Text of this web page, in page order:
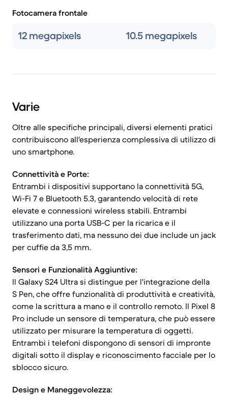
Fotocamera frontale
12 megapixels 10.5 megapixels
Varie
Oltre alle specifiche principali, diversi elementi pratici
contribuiscono all'esperienza complessiva di utilizzo di
uno smartphone.
Connettività e Porte:
Entrambi i dispositivi supportano la connettività 5G,
Wi-Fi 7 e Bluetooth 5.3, garantendo velocità di rete
elevate e connessioni wireless stabili. Entrambi
utilizzano una porta USB-C per la ricarica e il
trasferimento dati, ma nessuno dei due include un jack
per cuffie da 3,5 mm.
Sensori e Funzionalità Aggiuntive:
Il Galaxy S24 Ultra si distingue per l'integrazione della
S Pen, che offre funzionalità di produttività e creatività,
come la scrittura a mano e il controllo remoto. Il Pixel 8
Pro include un sensore di temperatura, che può essere
utilizzato per misurare la temperatura di oggetti.
Entrambi i telefoni dispongono di sensori di impronte
digitali sotto il display e riconoscimento facciale per lo
sblocco sicuro.
Design e Maneggevolezza: